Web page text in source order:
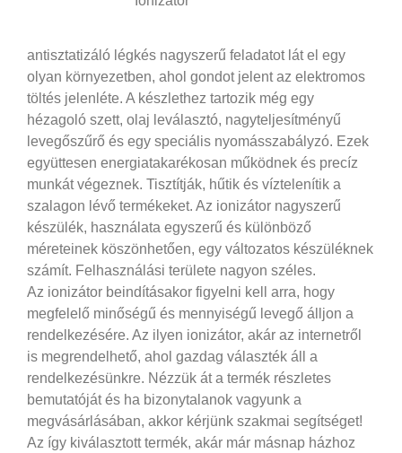
antisztatizáló légkés nagyszerű feladatot lát el egy
olyan környezetben, ahol gondot jelent az elektromos
töltés jelenléte. A készlethez tartozik még egy
hézagoló szett, olaj leválasztó, nagyteljesítményű
levegőszűrő és egy speciális nyomásszabályzó. Ezek
együttesen energiatakarékosan működnek és precíz
munkát végeznek. Tisztítják, hűtik és víztelenítik a
szalagon lévő termékeket. Az ionizátor nagyszerű
készülék, használata egyszerű és különböző
méreteinek köszönhetően, egy változatos készüléknek
számít. Felhasználási területe nagyon széles.
Az ionizátor beindításakor figyelni kell arra, hogy
megfelelő minőségű és mennyiségű levegő álljon a
rendelkezésére. Az ilyen ionizátor, akár az internetről
is megrendelhető, ahol gazdag választék áll a
rendelkezésünkre. Nézzük át a termék részletes
bemutatóját és ha bizonytalanok vagyunk a
megvásárlásában, akkor kérjünk szakmai segítséget!
Az így kiválasztott termék, akár már másnap házhoz